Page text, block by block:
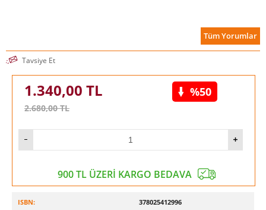
Tüm Yorumlar
Tavsiye Et
1.340,00 TL
2.680,00TL
%50
900 TL ÜZERİ KARGO BEDAVA
ISBN:
378025412996